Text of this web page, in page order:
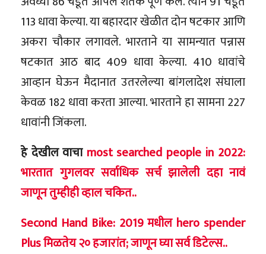
113 धावा केल्या. या बहारदार खेळीत दोन षटकार आणि
अकरा चौकार लगावले. भारताने या सामन्यात पन्नास
षटकात आठ बाद 409 धावा केल्या. 410 धावांचे
आव्हान घेऊन मैदानात उतरलेल्या बांगलादेश संघाला
केवळ 182 धावा करता आल्या. भारताने हा सामना 227
धावांनी जिंकला.
हे देखील वाचा most searched people in 2022:
भारतात गुगलवर सर्वाधिक सर्च झालेली दहा नावं
जाणून तुम्हीही व्हाल चकित..
Second Hand Bike: 2019 मधील hero spender
Plus मिळतेय २० हजारांत; जाणून घ्या सर्व डिटेल्स..